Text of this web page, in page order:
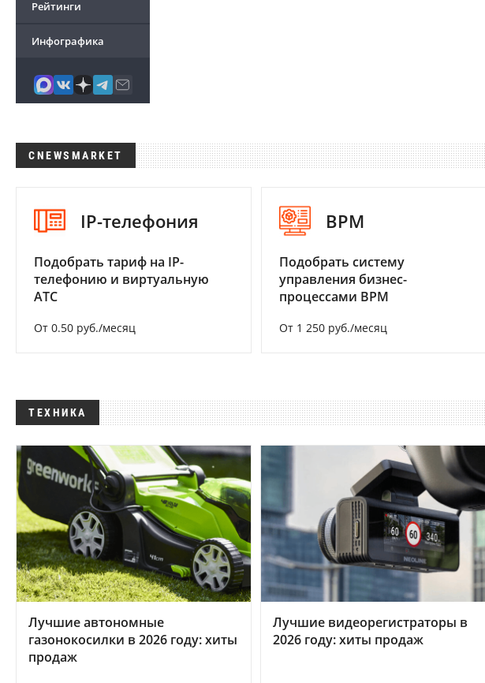
Рейтинги
Инфографика
CNEWSMARKET
IP-телефония
Подобрать тариф на IP-
телефонию и виртуальную
АТС
От 0.50 руб./месяц
BPM
Подобрать систему
управления бизнес-
процессами BPM
От 1 250 руб./месяц
ТЕХНИКА
Лучшие автономные
газонокосилки в 2026 году: хиты
продаж
Лучшие видеорегистраторы в
2026 году: хиты продаж